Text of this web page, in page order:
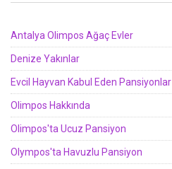
Antalya Olimpos Ağaç Evler
Denize Yakınlar
Evcil Hayvan Kabul Eden Pansiyonlar
Olimpos Hakkında
Olimpos'ta Ucuz Pansiyon
Olympos'ta Havuzlu Pansiyon